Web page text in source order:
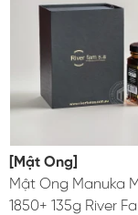
[Mật Ong]
Mật Ong Manuka
1850+ 135g River